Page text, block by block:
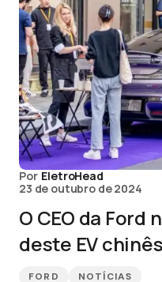
Por EletroHead
23 de outubro de 2024
O CEO da
deste EV
FORD NOTÍCIAS